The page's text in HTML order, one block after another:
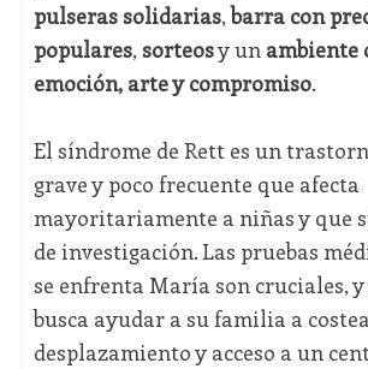
pulseras solidarias,barra con
populares, sorteosy un ambiente
emoción, arte y compromiso.
El síndrome de Rett es un
grave y poco frecuente que afecta
mayoritariamente a niñas y que
de investigación. Las pruebas
se enfrenta María son cruciales,
busca ayudar a su familia a
desplazamiento y acceso a un